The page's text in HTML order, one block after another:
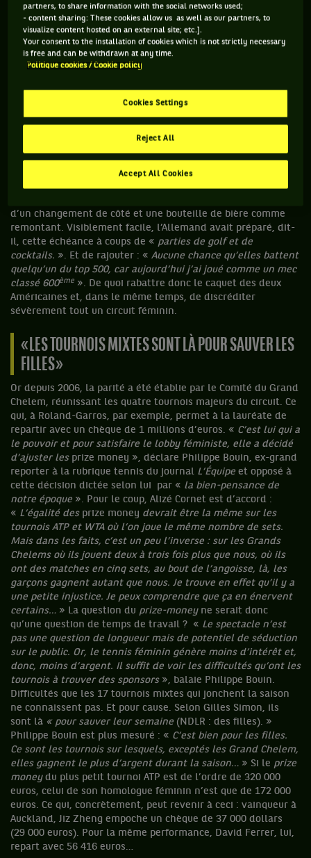
marche dans le sport. On est les seuls à pratiquer la parité
dans lesprize-money (Ndlr : uniquement dans les quatre
tournois du Grand Chelem)alors qu’on fournit un spectacle
plus attrayant […] C’est bien simple, à Rome, pour la finale
dames, il y a 20 spectateurs.
» Bref, sur le plan tennistique,
hypothèse, Karsten Braasch l’avait déjà vérifiée. Et ce dès
1998. À Melbourne, en marge de l’Open d’Australie.
Visiblement excédé d’entendre les sœurs Williams, 16 et 17
taper n’importe quel mec du Top 200, l’Allemand, ex-38
joueur mondial, pointant alors à la 203eplace, décide de les
prendre au mot. Une manche contre chacune pour un
résultat éloquent : 6-1 contre Serena, 6-2 contre Venus. Le
d’un changement de côté et une bouteille de bière comme
remontant. Visiblement facile, l’Allemand avait préparé, dit-
il, cette échéance à coups de « parties de golf et de
cocktails. ». Et de rajouter : « Aucune chance qu’elles battent
quelqu’un du top 500, car aujourd’hui j’ai joué comme un mec
classé 600ème ». De quoi rabattre donc le caquet des deux
Américaines et, dans le même temps, de discréditer
sévèrement tout un circuit féminin.
« LES TOURNOIS MIXTES SONT LÀ POUR SAUVER LES
FILLES »
Or depuis 2006, la parité a été établie par le Comité du Grand
Chelem, réunissant les quatre tournois majeurs du circuit. Ce
qui, à Roland-Garros, par exemple, permet à la lauréate de
repartir avec un chèque de 1 millions d’euros. « C’est lui qui a
le pouvoir et pour satisfaire le lobby féministe, elle a décidé
d’ajuster lesprize money », déclare Philippe Bouin, ex-grand
reporter à la rubrique tennis du journal L’Équipe et opposé à
cette décision dictée selon lui par « la bien-pensance de
notre époque ». Pour le coup, Alizé Cornet est d’accord :
« L’égalité des prize money devrait être la même sur les
tournois ATP et WTA où l’on joue le même nombre de sets.
Mais dans les faits, c’est un peu l’inverse : sur les Grands
Chelems où ils jouent deux à trois fois plus que nous, où ils
ont des matches en cinq sets, au bout de l’angoisse, là, les
garçons gagnent autant que nous. Je trouve en effet qu’il y a
une petite injustice. Je peux comprendre que ça en énervent
certains… » La question du prize-moneyne serait donc
qu’une question de temps de travail ? « Le spectacle n’est
pas une question de longueur mais de potentiel de séduction
sur le public. Or, le tennis féminin génère moins d’intérêt et,
donc, moins d’argent. Il suffit de voir les difficultés qu’ont les
tournois à trouver des sponsors », balaie Philippe Bouin.
Difficultés que les 17 tournois mixtes qui jonchent la saison
ne connaissent pas. Et pour cause. Selon Gilles Simon, ils
sont là « pour sauver leur semaine (NDLR : des filles). »
Philippe Bouin est plus mesuré : « C’est bien pour les filles.
Ce sont les tournois sur lesquels, exceptés les Grand Chelem,
elles gagnent le plus d’argent durant la saison… » Si le prize
moneydu plus petit tournoi ATP est de l’ordre de 320 000
euros, celui de son homologue féminin n’est que de 172 000
euros. Ce qui, concrètement, peut revenir à ceci : vainqueur à
Auckland, Jiz Zheng empoche un chèque de 37 000 dollars
(29 000 euros). Pour la même performance, David Ferrer, lui,
repart avec 56 416 euros…
partners, to share information with the social networks used;
- content sharing: These cookies allow us as well as our partners, to
visualize content hosted on an external site; etc.].
Your consent to the installation of cookies which is not strictly necessary
is free and can be withdrawn at any time.
Politique cookies / Cookie policy
Cookies Settings
Reject All
Accept All Cookies